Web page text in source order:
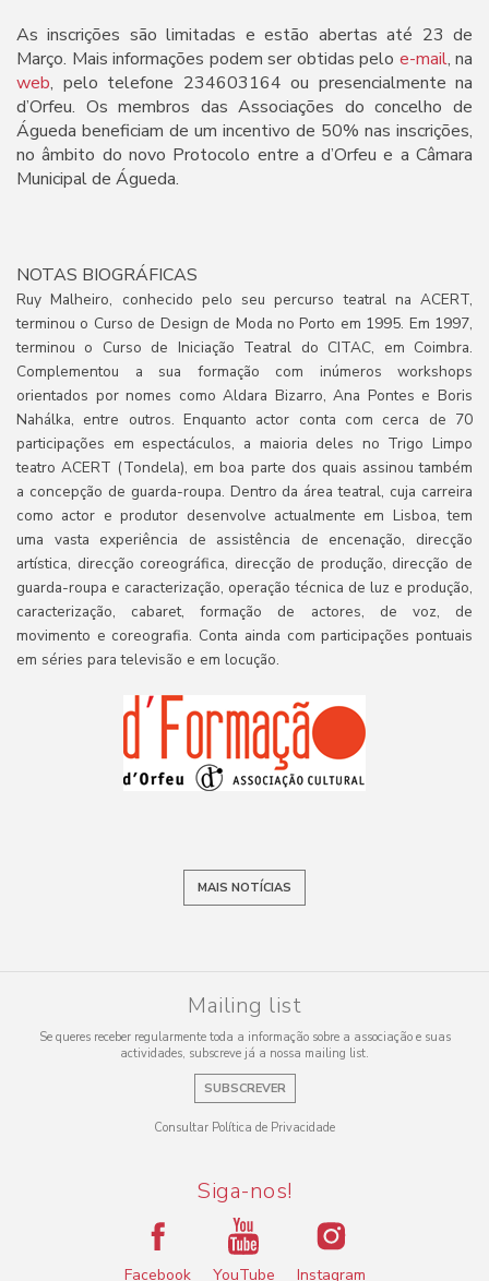
As inscrições são limitadas e estão abertas até 23 de
Março. Mais informações podem ser obtidas pelo e-mail, na
web, pelo telefone 234603164 ou presencialmente na
d’Orfeu. Os membros das Associações do concelho de
Águeda beneficiam de um incentivo de 50% nas inscrições,
no âmbito do novo Protocolo entre a d’Orfeu e a Câmara
Municipal de Águeda.
NOTAS BIOGRÁFICAS
Ruy Malheiro, conhecido pelo seu percurso teatral na ACERT,
terminou o Curso de Design de Moda no Porto em 1995. Em 1997,
terminou o Curso de Iniciação Teatral do CITAC, em Coimbra.
Complementou a sua formação com inúmeros workshops
orientados por nomes como Aldara Bizarro, Ana Pontes e Boris
Nahálka, entre outros. Enquanto actor conta com cerca de 70
participações em espectáculos, a maioria deles no Trigo Limpo
teatro ACERT (Tondela), em boa parte dos quais assinou também
a concepção de guarda-roupa. Dentro da área teatral, cuja carreira
como actor e produtor desenvolve actualmente em Lisboa, tem
uma vasta experiência de assistência de encenação, direcção
artística, direcção coreográfica, direcção de produção, direcção de
guarda-roupa e caracterização, operação técnica de luz e produção,
caracterização, cabaret, formação de actores, de voz, de
movimento e coreografia. Conta ainda com participações pontuais
em séries para televisão e em locução.
MAIS NOTÍCIAS
Mailing list
Se queres receber regularmente toda a informação sobre a associação e suas
actividades, subscreve já a nossa mailing list.
SUBSCREVER
Consultar Política de Privacidade
Siga-nos!
Facebook YouTube Instagram